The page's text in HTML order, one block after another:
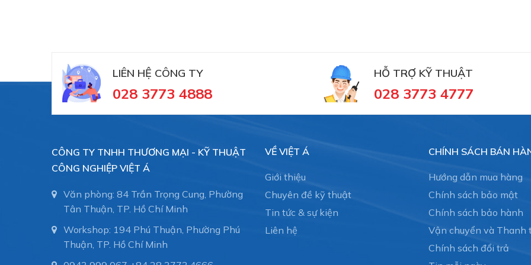
Further process connections upon request.
Material wetted parts
Measuring element: Bourdon tube and process connection: stainless steel 316ss
See order details, other ranges upon request
Overloadprotection:
Steady pressure max. scale value shortterm 1.3times
Option: 2times up to and including 40 bar
LIÊN HỆ CÔNG TY
028 3773 4888
HỖ TRỢ KỸ THUẬT
028 3773 4777
CÔNG TY TNHH THƯƠNG MẠI - KỸ THUẬT
CÔNG NGHIỆP VIỆT Á
Văn phòng: 84 Trần Trọng Cung, Phường
Tân Thuận, TP. Hồ Chí Minh
Workshop: 194 Phú Thuận, Phường Phú
Thuận, TP. Hồ Chí Minh
VỀ VIỆT Á
Giới thiệu
Chuyên đề kỹ thuật
Tin tức & sự kiện
Liên hệ
CHÍNH SÁCH BÁN
Hướng dẫn mua hàng
Chính sách bảo mật
Chính sách bảo hành
Vận chuyển và Thanh
Chính sách đổi trả